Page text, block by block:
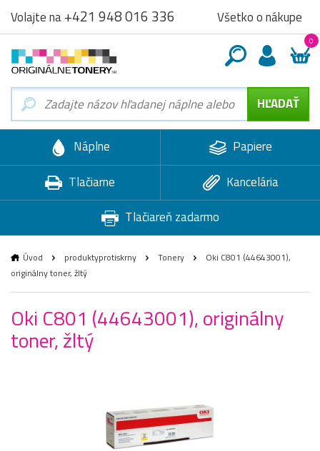
Volajte na+421 948 016 336 Všetko o nákupe
0
Náplne
Papiere
Tlačiarne
Kancelária
Tlačiareň zadarmo
Úvod produktyprotiskrny Tonery
Oki C801 (44643001),
originálny toner, žltý
Oki C801 (44643001), originálny
toner, žltý